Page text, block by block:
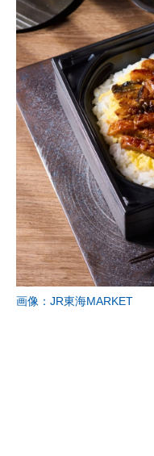
画像：JR東海MARKET